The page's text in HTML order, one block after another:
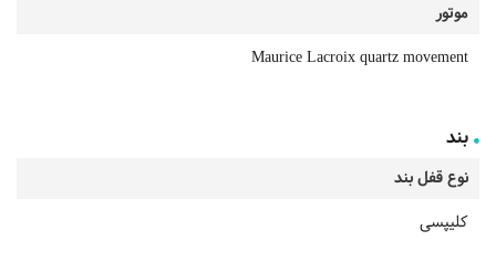
موتور
Maurice Lacroix quartz movement
بند
نوع قفل بند
کلیپسی